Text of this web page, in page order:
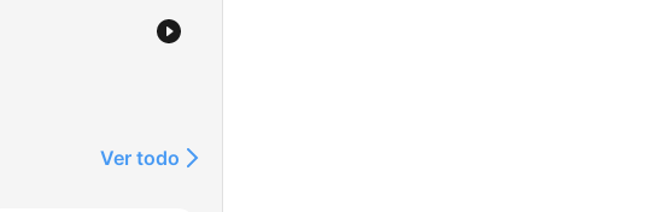
Ver todo